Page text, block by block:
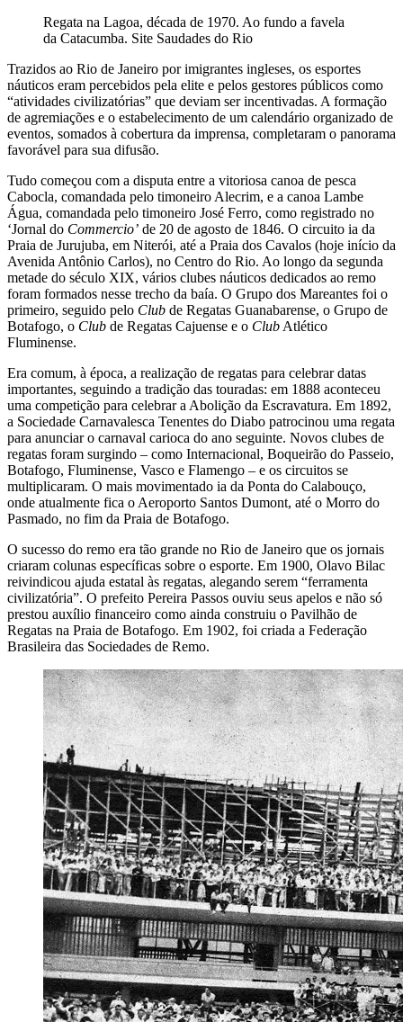
Regata na Lagoa, década de 1970. Ao fundo a favela
da Catacumba. Site Saudades do Rio
Trazidos ao Rio de Janeiro por imigrantes ingleses, os esportes
náuticos eram percebidos pela elite e pelos gestores públicos como
“atividades civilizatórias” que deviam ser incentivadas. A formação
de agremiações e o estabelecimento de um calendário organizado de
eventos, somados à cobertura da imprensa, completaram o panorama
favorável para sua difusão.
Tudo começou com a disputa entre a vitoriosa canoa de pesca
Cabocla, comandada pelo timoneiro Alecrim, e a canoa Lambe
Água, comandada pelo timoneiro José Ferro, como registrado no
‘Jornal do Commercio’ de 20 de agosto de 1846. O circuito ia da
Praia de Jurujuba, em Niterói, até a Praia dos Cavalos (hoje início da
Avenida Antônio Carlos), no Centro do Rio. Ao longo da segunda
metade do século XIX, vários clubes náuticos dedicados ao remo
foram formados nesse trecho da baía. O Grupo dos Mareantes foi o
primeiro, seguido pelo Club de Regatas Guanabarense, o Grupo de
Botafogo, o Club de Regatas Cajuense e o Club Atlético
Fluminense.
Era comum, à época, a realização de regatas para celebrar datas
importantes, seguindo a tradição das touradas: em 1888 aconteceu
uma competição para celebrar a Abolição da Escravatura. Em 1892,
a Sociedade Carnavalesca Tenentes do Diabo patrocinou uma regata
para anunciar o carnaval carioca do ano seguinte. Novos clubes de
regatas foram surgindo – como Internacional, Boqueirão do Passeio,
Botafogo, Fluminense, Vasco e Flamengo – e os circuitos se
multiplicaram. O mais movimentado ia da Ponta do Calabouço,
onde atualmente fica o Aeroporto Santos Dumont, até o Morro do
Pasmado, no fim da Praia de Botafogo.
O sucesso do remo era tão grande no Rio de Janeiro que os jornais
criaram colunas específicas sobre o esporte. Em 1900, Olavo Bilac
reivindicou ajuda estatal às regatas, alegando serem “ferramenta
civilizatória”. O prefeito Pereira Passos ouviu seus apelos e não só
prestou auxílio financeiro como ainda construiu o Pavilhão de
Regatas na Praia de Botafogo. Em 1902, foi criada a Federação
Brasileira das Sociedades de Remo.